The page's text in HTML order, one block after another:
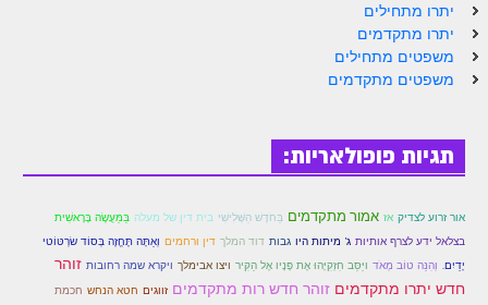
יתרו מתחילים
יתרו מתקדמים
משפטים מתחילים
משפטים מתקדמים
תגיות פופולאריות:
אור זרוע לצדיק אז אמור מתקדמים בַּחֹדֶשׁ הַשְּׁלִישִׁי בית דין של מעלה בַּמַּעֲשֶׂה בָּרָאשִׁית
בצלאל ידע לצרף אותיות ג' מיתות היו גבות דוד המלך דין ורחמים וְאַתָּה תֶּחֱזֶה בְּסוֹד שׂרְטּוֹטי
יָדַיִם. וְהִנֵּה טוֹב מְאֹד ויַּסֵּב חִזְקִיָּהוּ אֶת פָּנָיו אֶל הַקִּיר ויצו אבימלך ויקרא שמה רחובות זוהר
חדש יתרו מתקדמים זוהר חדש רות מתקדמים זווגים חטא הנחש חכמת